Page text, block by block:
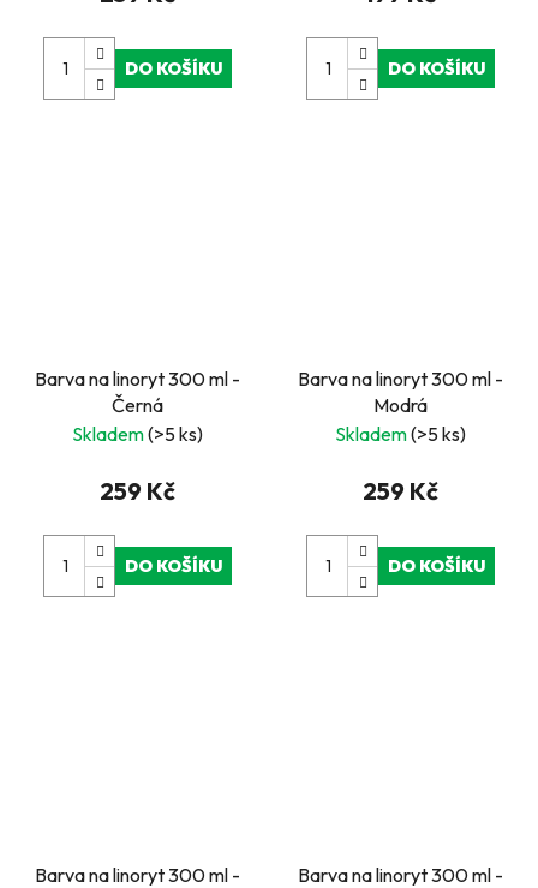
DO KOŠÍKU DO KOŠÍKU
Barva na linoryt 300 ml -
Černá
Skladem(>5 ks)
259 Kč
DO KOŠÍKU
Barva na linoryt 300 ml -
Modrá
Skladem(>5 ks)
259 Kč
DO KOŠÍKU
Barva na linoryt 300 ml - Barva na linoryt 300 ml -